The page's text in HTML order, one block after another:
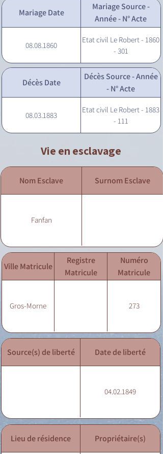
Mariage Date
Mariage Source -
Année - N° Acte
08.08.1860
Etat civil Le Robert - 1860
- 301
Décès Date
Décès Source - Année
- N° Acte
08.03.1883
Etat civil Le Robert - 1883
- 111
Vie en esclavage
Nom Esclave Surnom Esclave
Fanfan
Ville Matricule
Registre
Matricule
Numéro
Matricule
Gros-Morne 273
Source(s) de liberté Date de liberté
04.02.1849
Lieu de résidence Propriétaire(s)